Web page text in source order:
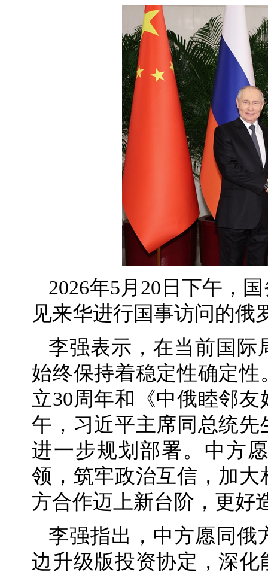
2026年5月20日下午，
见来华进行国事访问的俄
李强表示，在当前国际
始终保持着稳定性确定
立30周年和《中俄睦邻
午，习近平主席同总统
进一步规划部署。中方
领，筑牢政治互信，加
方合作迈上新台阶，更好
李强指出，中方愿同俄
边升级版投资协定，深